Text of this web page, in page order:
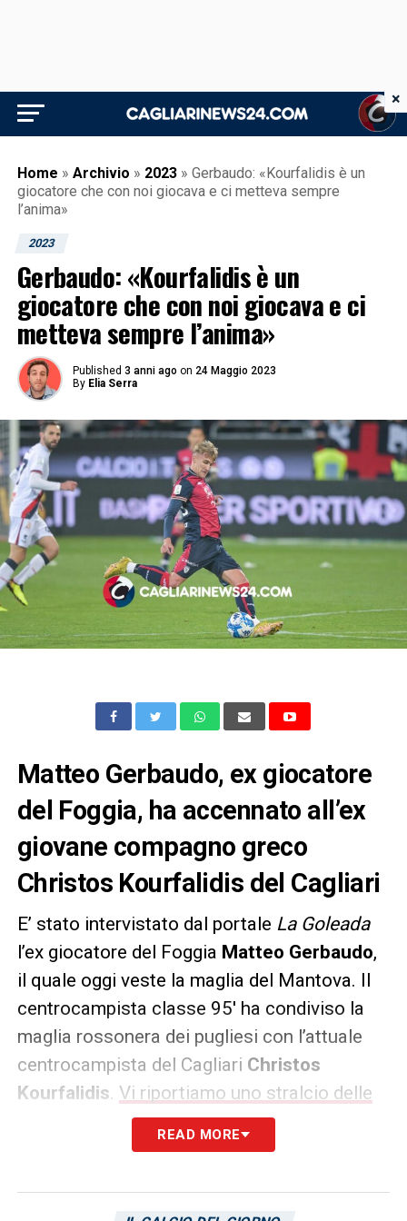
Home » Archivio » 2023 » Gerbaudo: «Kourfalidis è un
giocatore che con noi giocava e ci metteva sempre
l’anima»
2023
Gerbaudo: «Kourfalidis è un
giocatore che con noi giocava e ci
metteva sempre l’anima»
Published 3 anni ago on 24 Maggio 2023
By Elia Serra
Matteo Gerbaudo, ex giocatore
del Foggia, ha accennato all’ex
giovane compagno greco
Christos Kourfalidis del Cagliari
E’ stato intervistato dal portale La Goleada
l’ex giocatore del Foggia Matteo Gerbaudo,
il quale oggi veste la maglia del Mantova. Il
centrocampista classe 95′ ha condiviso la
maglia rossonera dei pugliesi con l’attuale
centrocampista del Cagliari Christos
Kourfalidis. Vi riportiamo uno stralcio delle
sue dichiarazioni:
Cittadino e Tortori, quelli con cui avevo
READ MORE
×